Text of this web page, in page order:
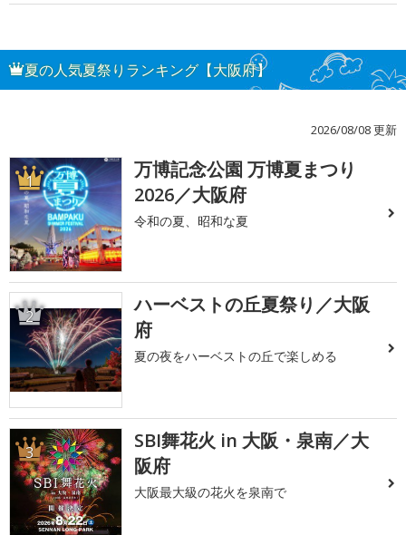
夏の人気夏祭りランキング【大阪府】
2026/08/08 更新
1
万博記念公園 万博夏まつり
2026／大阪府
令和の夏、昭和な夏
2
ハーベストの丘夏祭り／大阪
府
夏の夜をハーベストの丘で楽しめる
3
SBI舞花火 in 大阪・泉南／大
阪府
大阪最大級の花火を泉南で